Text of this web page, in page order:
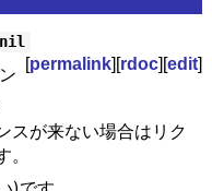
nil
[permalink][rdoc][edit]
スが来ない場合はリク